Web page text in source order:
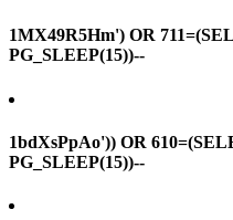
1MX49R5Hm') OR
PG_SLEEP(15))--
1bdXsPpAo')) OR
PG_SLEEP(15))--